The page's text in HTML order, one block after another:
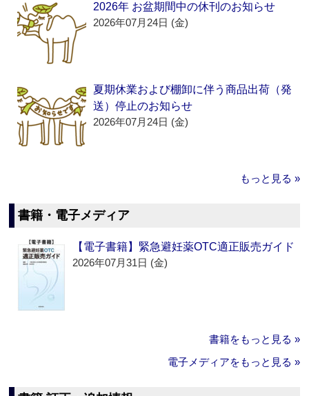
2026年 お盆期間中の休刊のお知らせ
2026年07月24日 (金)
夏期休業および棚卸に伴う商品出荷（発
送）停止のお知らせ
2026年07月24日 (金)
もっと見る »
書籍・電子メディア
【電子書籍】緊急避妊薬OTC適正販売ガイド
2026年07月31日 (金)
書籍をもっと見る »
電子メディアをもっと見る »